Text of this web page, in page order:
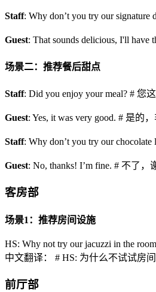
Staff: Why don’t you try our
Guest: That sounds delicious, I'll
场景二：推荐餐后甜点
Staff: Did you enjoy your meal? # 您
Guest: Yes, it was very good. # 是的
Staff: Why don’t you try our
Guest: No, thanks! I’m fine. # 不了，
客房部
场景1：推荐房间设施
HS: Why not try our jacuzzi in the
中文翻译： # HS: 为什么不试试房
前厅部